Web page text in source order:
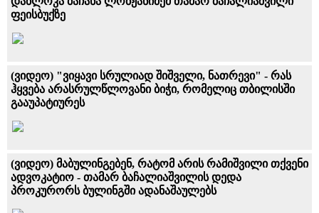
ფეისბუქზე
(ვიდეო) "ვიყავი სრულიად შიშველი, ნათრევი" - რას
ჰყვება არასრულწლოვანი ბიჭი, რომელიც თბილისში
გააუპატიურეს
(ვიდეო) მაბულინგებენ, რატომ არის რამიშვილი თქვენი
ადვოკატიო - თამარ ბაჩალიაშვილის დედა
პროკურორს ბულინგში ადანაშაულებს